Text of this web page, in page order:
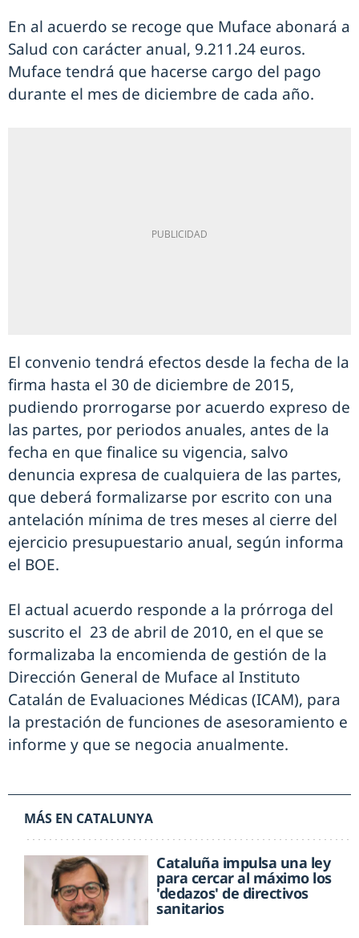
En al acuerdo se recoge que Muface abonará a
Salud con carácter anual, 9.211.24 euros.
Muface tendrá que hacerse cargo del pago
durante el mes de diciembre de cada año.
El convenio tendrá efectos desde la fecha de la
firma hasta el 30 de diciembre de 2015,
pudiendo prorrogarse por acuerdo expreso de
las partes, por periodos anuales, antes de la
fecha en que finalice su vigencia, salvo
denuncia expresa de cualquiera de las partes,
que deberá formalizarse por escrito con una
antelación mínima de tres meses al cierre del
ejercicio presupuestario anual, según informa
el BOE.
El actual acuerdo responde a la prórroga del
suscrito el 23 de abril de 2010, en el que se
formalizaba la encomienda de gestión de la
Dirección General de Muface al Instituto
Catalán de Evaluaciones Médicas (ICAM), para
la prestación de funciones de asesoramiento e
informe y que se negocia anualmente.
MÁS EN CATALUNYA
Cataluña impulsa una ley
para cercar al máximo los
'dedazos' de directivos
sanitarios